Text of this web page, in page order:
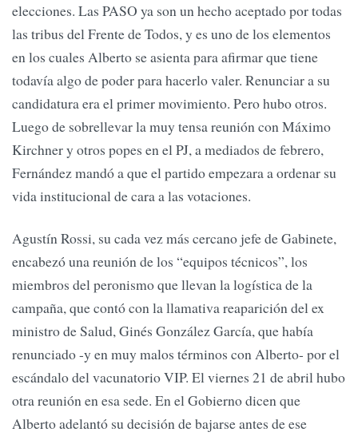
elecciones. Las PASO ya son un hecho aceptado por todas
las tribus del Frente de Todos, y es uno de los elementos
en los cuales Alberto se asienta para afirmar que tiene
todavía algo de poder para hacerlo valer. Renunciar a su
candidatura era el primer movimiento. Pero hubo otros.
Luego de sobrellevar la muy tensa reunión con Máximo
Kirchner y otros popes en el PJ, a mediados de febrero,
Fernández mandó a que el partido empezara a ordenar su
vida institucional de cara a las votaciones.
Agustín Rossi, su cada vez más cercano jefe de Gabinete,
encabezó una reunión de los “equipos técnicos”, los
miembros del peronismo que llevan la logística de la
campaña, que contó con la llamativa reaparición del ex
ministro de Salud, Ginés González García, que había
renunciado -y en muy malos términos con Alberto- por el
escándalo del vacunatorio VIP. El viernes 21 de abril hubo
otra reunión en esa sede. En el Gobierno dicen que
Alberto adelantó su decisión de bajarse antes de ese